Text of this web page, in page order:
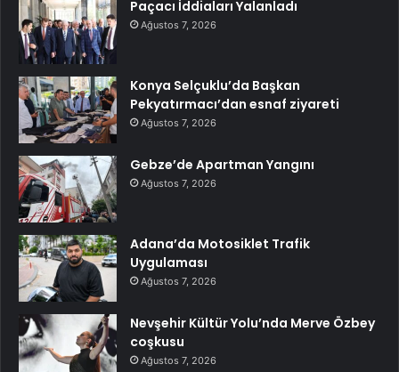
Paçacı İddiaları Yalanladı
Ağustos 7, 2026
Konya Selçuklu’da Başkan
Pekyatırmacı’dan esnaf ziyareti
Ağustos 7, 2026
Gebze’de Apartman Yangını
Ağustos 7, 2026
Adana’da Motosiklet Trafik
Uygulaması
Ağustos 7, 2026
Nevşehir Kültür Yolu’nda Merve Özbey
coşkusu
Ağustos 7, 2026